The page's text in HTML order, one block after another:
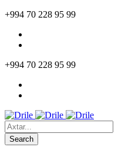
+994 70 228 95 99
+994 70 228 95 99